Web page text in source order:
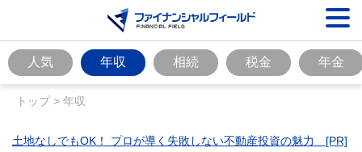
人気 年収 相続 税金 年金
トップ> 年収
土地なしでもOK！ プロが導く失敗しない不動産投資の魅力 [PR]